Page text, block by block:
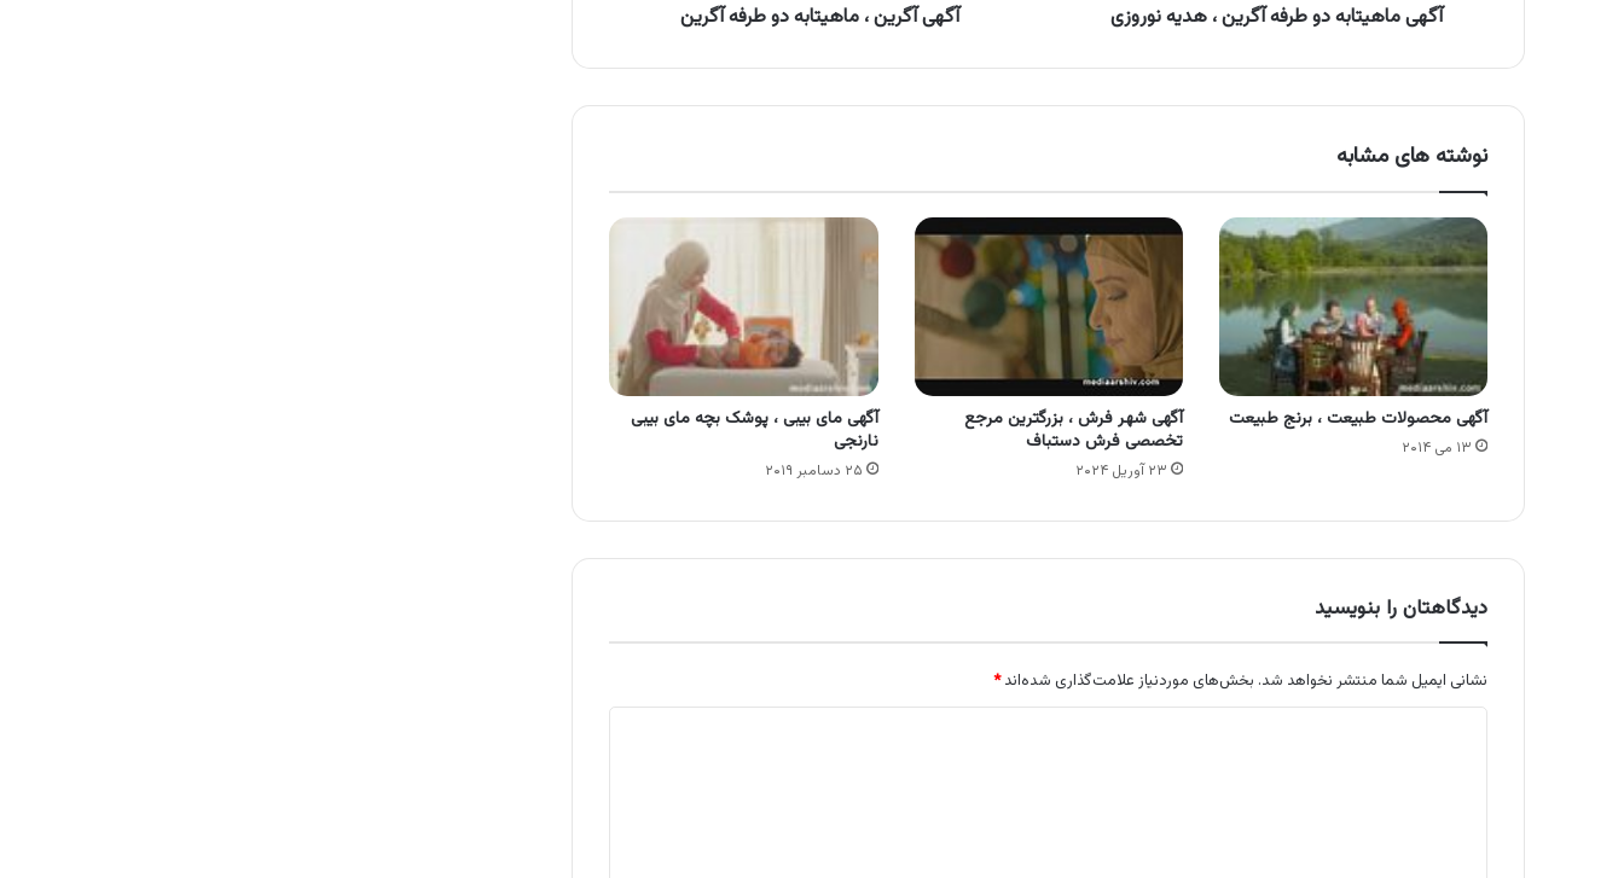
آگهی ماهیتابه دو طرفه آگرین ، هدیه نوروزی آگهی آگرین ، ماهیتابه دو طرفه آگرین
نوشته های مشابه
آگهی محصولات طبیعت ، برنج طبیعت
۱۳ می ۲۰۱۴
آگهی شهر فرش ، بزرگترین مرجع
تخصصی فرش دستباف
۲۳ آوریل ۲۰۲۴
آگهی مای بیبی ، پوشک بچه مای بیبی
نارنجی
۲۵ دسامبر ۲۰۱۹
دیدگاهتان را بنویسید
نشانی ایمیل شما منتشر نخواهد شد. بخش‌های موردنیاز علامت‌گذاری شده‌اند*